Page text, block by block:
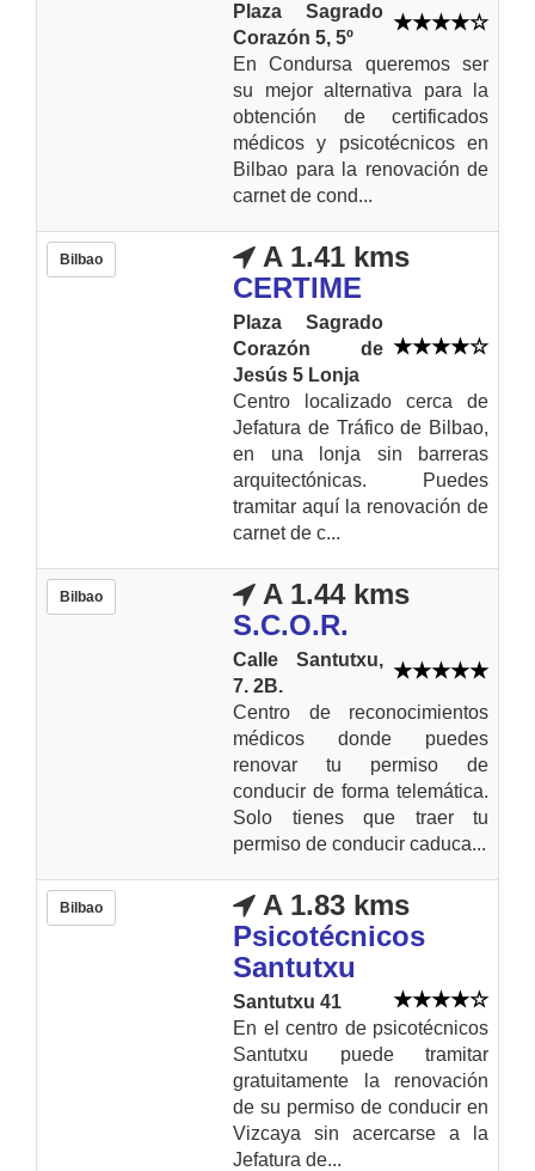
Plaza Sagrado
Corazón 5, 5º
En Condursa queremos ser
su mejor alternativa para la
obtención de certificados
médicos y psicotécnicos en
Bilbao para la renovación de
carnet de cond...
Bilbao
A 1.41 kms
CERTIME
Plaza Sagrado
Corazón de
Jesús 5 Lonja
Centro localizado cerca de
Jefatura de Tráfico de Bilbao,
en una lonja sin barreras
arquitectónicas. Puedes
tramitar aquí la renovación de
carnet de c...
Bilbao
A 1.44 kms
S.C.O.R.
Calle Santutxu,
7. 2B.
Centro de reconocimientos
médicos donde puedes
renovar tu permiso de
conducir de forma telemática.
Solo tienes que traer tu
permiso de conducir caduca...
Bilbao
A 1.83 kms
Psicotécnicos
Santutxu
Santutxu 41
En el centro de psicotécnicos
Santutxu puede tramitar
gratuitamente la renovación
de su permiso de conducir en
Vizcaya sin acercarse a la
Jefatura de...